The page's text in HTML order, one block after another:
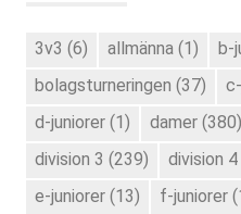
3v3 (6) allmänna (1) b-
bolagsturneringen (37)
d-juniorer (1) damer (380)
division 3 (239) division 4
e-juniorer (13) f-juniorer